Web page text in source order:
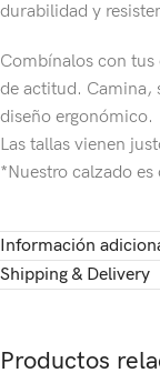
durabilidad y
Combínalos con
de actitud. Camina,
diseño ergonómico.
Las tallas vienen
*Nuestro calzado
Información
Shipping & Delivery
Productos